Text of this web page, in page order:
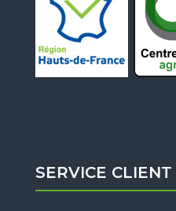
SERVICE CLIENT